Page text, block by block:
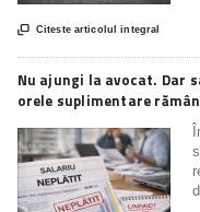
 Citeste articolul integral
Nu ajungi la avocat. Dar
orele suplimentare